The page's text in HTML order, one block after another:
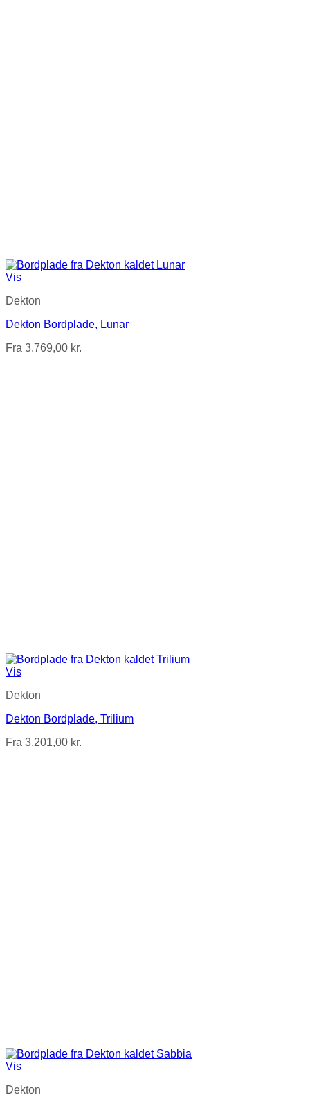
Vis
Dekton
Dekton Bordplade, Lunar
Fra 3.769,00 kr.
Vis
Dekton
Dekton Bordplade, Trilium
Fra 3.201,00 kr.
Vis
Dekton